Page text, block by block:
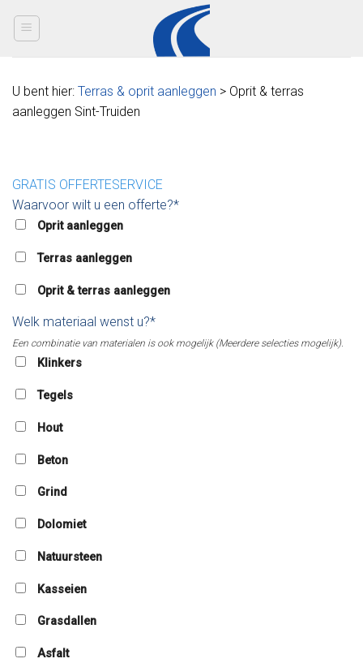
U bent hier: Terras & oprit aanleggen > Oprit & terras
aanleggen Sint-Truiden
GRATIS OFFERTESERVICE
Waarvoor wilt u een offerte?*
Oprit aanleggen
Terras aanleggen
Oprit & terras aanleggen
Welk materiaal wenst u?*
Een combinatie van materialen is ook mogelijk (Meerdere selecties mogelijk).
Klinkers
Tegels
Hout
Beton
Grind
Dolomiet
Natuursteen
Kasseien
Grasdallen
Asfalt